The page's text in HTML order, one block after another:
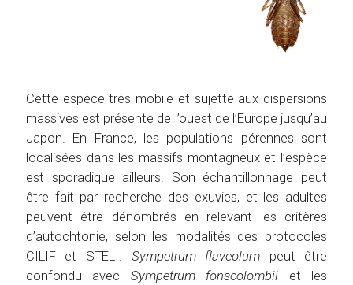
Cette espèce très mobile et sujette aux dispersions
massives est présente de l’ouest de l’Europe jusqu’au
Japon. En France, les populations pérennes sont
localisées dans les massifs montagneux et l’espèce
est sporadique ailleurs. Son échantillonnage peut
être fait par recherche des exuvies, et les adultes
peuvent être dénombrés en relevant les critères
d’autochtonie, selon les modalités des protocoles
CILIF et STELI. Sympetrum flaveolum peut être
confondu avec Sympetrum fonscolombii et les